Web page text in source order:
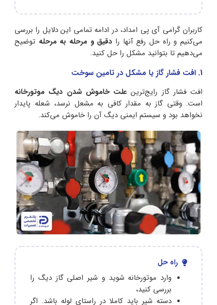
کاربران گرامی آی پی امداد، در ادامه تمامی این دلایل را بررسی
می‌کنیم و راه حل رفع آنها را دقیق و مرحله به مرحله توضیح
می‌دهیم تا بتوانید مشکل را حل کنید.
1. افت فشار گاز یا مشکل در تامین سوخت
افت فشار گاز رایج‌ترین علت خاموش شدن دیگ موتورخانه
است. وقتی گاز به مقدار کافی به مشعل نرسد، شعله پایدار
نخواهد بود و سیستم ایمنی دیگ آن را خاموش می‌کند.
راه حل
وارد موتورخانه شوید و شیر اصلی گاز دیگ را
بررسی کنید،
دسته شیر باید کاملا در راستای لوله باشد. اگر